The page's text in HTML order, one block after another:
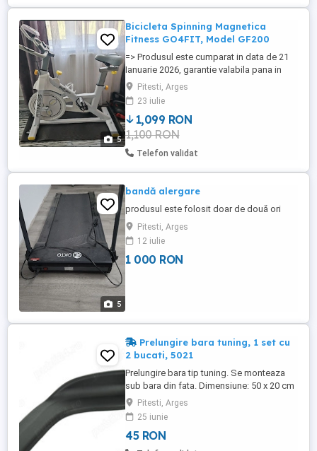
5
Bicicleta Spinning Magnetica
Fitness GO4FIT, Model GF200
=> Produsul este cumparat in data de 21
Ianuarie 2026, garantie valabila pana in
2028. => Bicicleta este utilizata foarte
putin, aceasta fiind si cauza principala
pentru care o vand. Mai jos puteti vedea
specificatiile. Bicicleta Spinning
Magnetica Fitness GO4FIT , Model GF200,
Volanta 10kg, Greutate ...
Pitesti, Arges
23 iulie
1,099 RON
1,100 RON
Telefon validat
5
bandă alergare
produsul este folosit doar de două ori
Pitesti, Arges
12 iulie
1 000 RON
Prelungire bara tuning, 1 set cu
2 bucati, 5021
Prelungire bara tip tuning. Se monteaza
sub bara din fata. Dimensiune: 50 x 20 cm
si inaltime 9 cm. Pret pe set.
Pitesti, Arges
25 iunie
45 RON